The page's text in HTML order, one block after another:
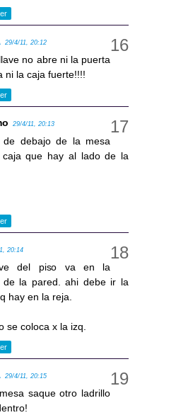
29/4/11, 20:12
no abre ni la puerta
ni la caja fuerte!!!!
29/4/11, 20:13
de debajo de la mesa
que hay al lado de la
20:14
del piso va en la
de la pared. ahi debe ir la
hay en la reja.
se coloca x la izq.
29/4/11, 20:15
saque otro ladrillo